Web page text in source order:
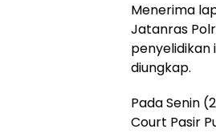
Menerima
Jatanras
penyelidikan
diungkap.
Pada Senin
Court Pasir